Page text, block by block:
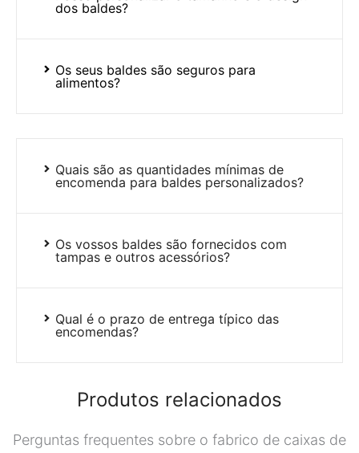
dos baldes?
Os seus baldes são seguros para
alimentos?
Quais são as quantidades mínimas de
encomenda para baldes personalizados?
Os vossos baldes são fornecidos com
tampas e outros acessórios?
Qual é o prazo de entrega típico das
encomendas?
Produtos relacionados
Perguntas frequentes sobre o fabrico de caixas de